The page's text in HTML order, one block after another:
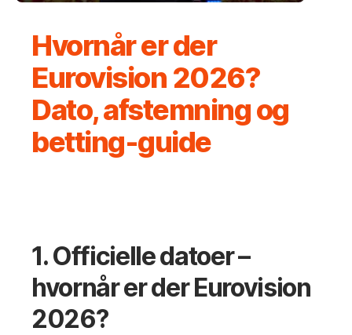
Hvornår er der
Eurovision 2026?
Dato, afstemning og
betting‑guide
1. Officielle datoer –
hvornår er der Eurovision
2026?